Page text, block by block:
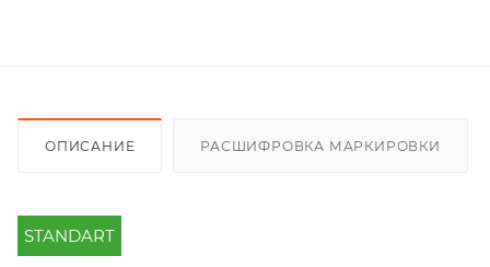
ОПИСАНИЕ РАСШИФРОВКА МАРКИРОВКИ
STANDART